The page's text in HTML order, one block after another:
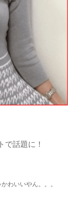
で話題に！
わいいやん。。。